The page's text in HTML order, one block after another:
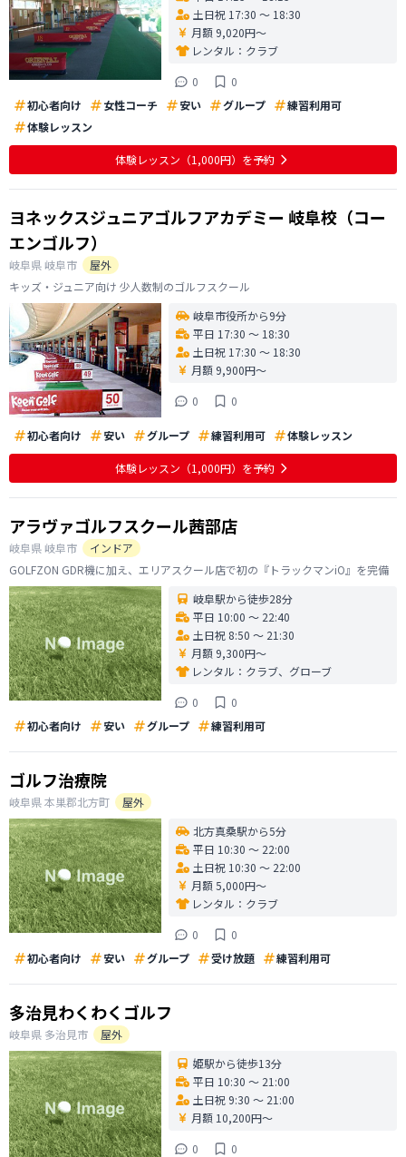
土日祝 17:30 〜 18:30
月額 9,020円〜
レンタル： クラブ
0
0
初心者向け
女性コーチ 安い グループ
練習利用可
体験レッスン
体験レッスン （1,000円） を予約
ヨネックスジュニアゴルフアカデミー 岐阜校（コー
エンゴルフ）
岐阜県 岐阜市
屋外
キッズ・ジュニア向け 少人数制のゴルフスクール
岐阜市役所から9分
平日 17:30 〜 18:30
土日祝 17:30 〜 18:30
月額 9,900円〜
0
0
初心者向け 安い グループ 練習利用可 体験レッスン
体験レッスン （1,000円） を予約
アラヴァゴルフスクール茜部店
岐阜県 岐阜市
インドア
GOLFZON GDR機に加え、エリアスクール店で初の『トラックマンiO』を完備
岐阜駅から徒歩28分
平日 10:00 〜 22:40
土日祝 8:50 〜 21:30
月額 9,300円〜
レンタル： クラブ、グローブ
0
0
初心者向け
安い グループ 練習利用可
ゴルフ治療院
岐阜県本巣郡北方町
屋外
北方真桑駅から5分
平日 10:30 〜 22:00
土日祝 10:30 〜 22:00
月額 5,000円〜
レンタル： クラブ
0
0
初心者向け
安い グループ 受け放題 練習利用可
多治見わくわくゴルフ
岐阜県 多治見市
屋外
姫駅から徒歩13分
平日 10:30 〜 21:00
土日祝 9:30 〜 21:00
月額 10,200円〜
0
0